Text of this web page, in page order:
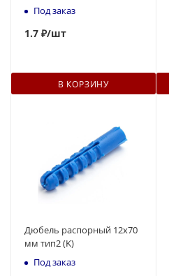
Под заказ
1.7 ₽/шт
В КОРЗИНУ
Дюбель распорный 12x70
мм тип2 (K)
Под заказ